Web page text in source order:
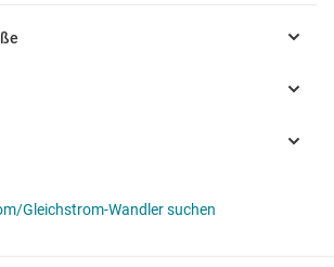
Gleichstrom-Wandler suchen